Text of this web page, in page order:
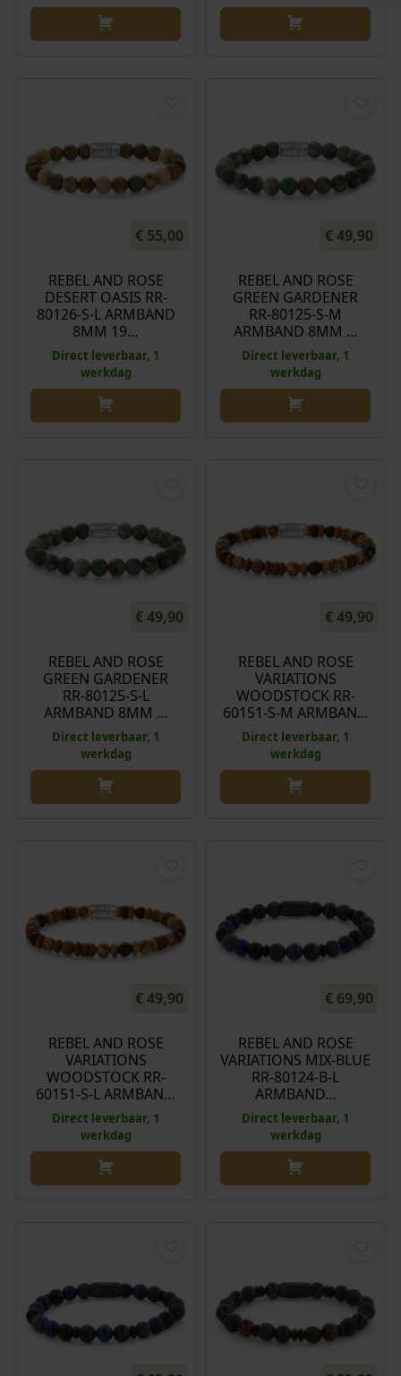
€ 55,00
REBEL AND ROSE
DESERT OASIS RR-
80126-S-L ARMBAND
8MM 19…
Direct leverbaar, 1
werkdag
€49,90
REBEL AND ROSE
GREEN GARDENER
RR-80125-S-M
ARMBAND 8MM …
Direct leverbaar, 1
werkdag
€49,90
REBEL AND ROSE
GREEN GARDENER
RR-80125-S-L
ARMBAND 8MM …
Direct leverbaar, 1
werkdag
€49,90
REBEL AND ROSE
VARIATIONS
WOODSTOCK RR-
60151-S-M ARMBAN…
Direct leverbaar, 1
werkdag
€49,90
REBEL AND ROSE
VARIATIONS
WOODSTOCK RR-
60151-S-L ARMBAN…
Direct leverbaar, 1
werkdag
€ 69,90
REBEL AND ROSE
VARIATIONS MIX-BLUE
RR-80124-B-L
ARMBAND…
Direct leverbaar, 1
werkdag